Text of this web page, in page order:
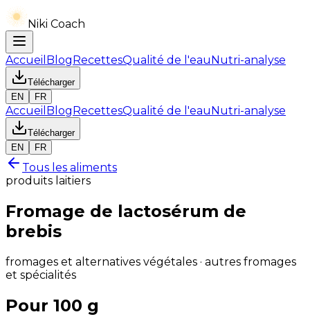
Niki Coach
Accueil BlogRecettesQualité de l'eauNutri-analyse
Télécharger
EN
FR
Accueil BlogRecettesQualité de l'eauNutri-analyse
Télécharger
EN
FR
Tous les aliments
produits laitiers
Fromage de lactosérum de
brebis
fromages et alternatives végétales · autres fromages
et spécialités
Pour 100 g